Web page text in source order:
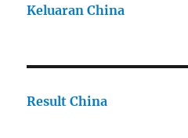
Keluaran China
Result China